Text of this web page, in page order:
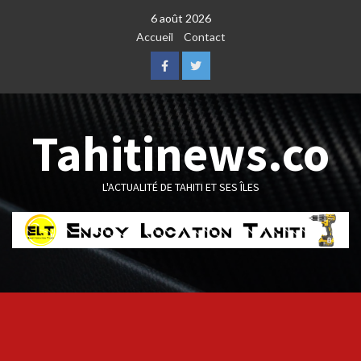
6 août 2026
Accueil
Contact
FacebookTwitter
Tahitinews.co
L'ACTUALITÉ DE TAHITI ET SES ÎLES